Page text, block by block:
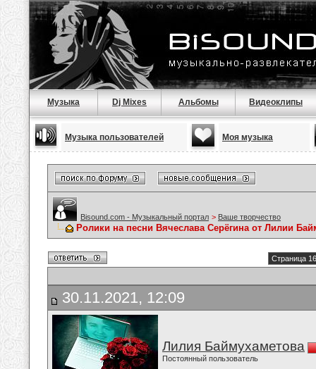
Музыка Dj Mixes Альбомы Видеоклипы
Музыка пользователей Моя музыка
Bisound.com - Музыкальный портал > Ваше творчество
Ролики на песни Вячеслава Серёгина от Лилии
Страница
30.11.2021, 12:09
Лилия Баймухаметова
Постоянный пользователь